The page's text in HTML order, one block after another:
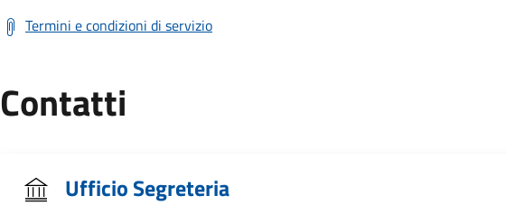
Termini e condizioni di servizio
Contatti
Ufficio Segreteria